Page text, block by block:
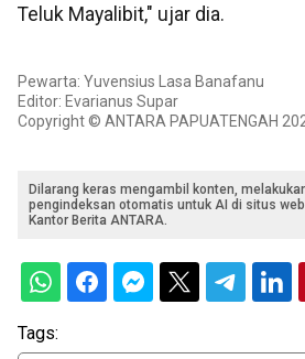
Teluk Mayalibit," ujar dia.
Pewarta: Yuvensius Lasa Banafanu
Editor: Evarianus Supar
Copyright © ANTARA PAPUATENGAH
Dilarang keras mengambil konten,
pengindeksan otomatis untuk AI di situs
Kantor Berita ANTARA.
Tags: